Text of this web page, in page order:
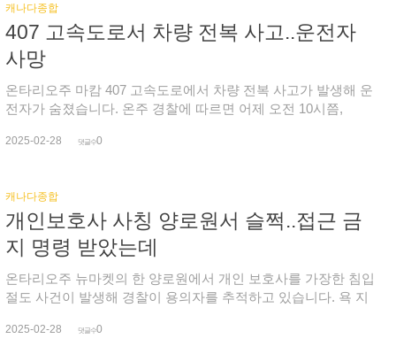
보는 일찍 당선을 확정 짓고 선거팀, 지지자들과 함께 기념 사진
을 찍으며 승리를 축하했습니다. 반면 윌로우데일의 조성훈 후
보는 개표 마지막까지 손에 땀을 쥐게 했습니다. 개표 초반 자유
당 후보에 뒤졌다가 이내 순위를 뒤집고 표차를 벌려나가면서 한
때 900표 넘게 앞섰지만 2위 후보가 치고 올라오면서 500여표.
400여표 차로 줄었습니다. 승리할 거라는 희망은 있었지만 초조
슴을 졸여야했습니다. 그렇게 개표 시작 3시간여 만에 개표소 한
로 개표 상황을 키켜보던 조 후보도 드디어 등장해 환호하는 참
석자들과 격려와 기쁨의 포옹을 이어갔습니다. 모두가 애타게
기다린 만큼 현장 분위기는 뜨거웠습니다. (인터뷰) 조성훈 당
선인 / 윌로우데일기분이 너무 좋아요..감사합니다. 스트레스 좀
있었죠 우리는 요번에 500표 차이도 안났으니까 좀 스트레스 받
았는데 제일 중요한거는 우리 득표율이 많이 올라갔어요. 46%
받았으니까 그런 생각하면 마 음이 편해요.조 후보는 추운 겨울
인데도 열심히 함께 해 준 자원봉사자들과 지역사회, 후원자, 기
에 대한 가계 지출도 늘면서 2년 만에 가장 높은 1.4% 증가를 기
록했습니다. 캐나다포스트 파업에도 불구하고 택배 사업이 급증
하고 철도와 항구 파업이 종료되면서 운송 부문도 반등했습니
다. 주택 건설 역시 3년 만에 가장 빠른 속도로 증가했습니다. 지
난해 12월에는 소매 활동이 가장 활발했습니다. 통계청에 따르
면 12월 실질 GDP는 0.2% 성장했으며, 1월엔 0.3% 증가가 예상
씬 더 강력하고, 노동 시장도 강세를 보이고 있어 다음달 연방중
드 트럼프 미국 대통령은 다음달 4일부터 캐나다에 25%의 관세
를 부과하겠다고 발표한 바 있습니다. 이에 CIBC 경제 전문가
는 금리 인하와 세금 면제 덕분에 국내 경기가 4분기들어 활력을
보였지만, 미국의 관세 장벽에 직면하게되면 불꽃이 꺼질 수 있
다고 지적했습니다. 또 이런 불확실성 때문에 1분기 각종 지출이
제한될 가능성이 높고, 광범위하고 상당한 관세가 부과되면 경기
세 전쟁이 시작되면 2년 동안 캐나다 생산량이 3% 가까이 떨어
캐나다종합
407 고속도로서 차량 전복 사고..운전자
사망
온타리오주 마캄 407 고속도로에서 차량 전복 사고가 발생해 운
전자가 숨졌습니다. 온주 경찰에 따르면 어제 오전 10시쯤,
들이받고 전복되면서 운전자가 그 자리에서 숨졌으며, 경찰이
했습니다.
2025-02-28 댓글수0
캐나다종합
개인보호사 사칭 양로원서 슬쩍..접근 금
지 명령 받았는데
온타리오주 뉴마켓의 한 양로원에서 개인 보호사를 가장한 침입
절도 사건이 발생해 경찰이 용의자를 추적하고 있습니다. 욕 지
Drive 와 Roxborough Road에 있는 양로원에 들어와 여러 세대에
2025-02-28 댓글수0